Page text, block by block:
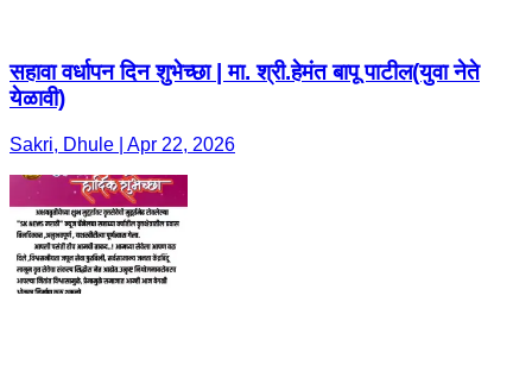
सहावा वर्धापन दिन शुभेच्छा | मा. श्री.हेमंत बापू पाटील(युवा नेते
येळावी)
Sakri, Dhule | Apr 22, 2026